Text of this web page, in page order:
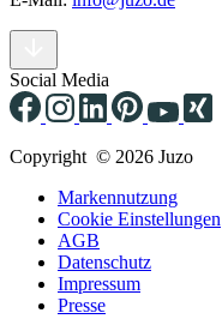
Social Media
Markennutzung
Cookie Einstellungen
AGB
Datenschutz
Impressum
Presse